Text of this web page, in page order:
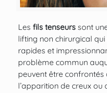
Les fils tenseurssont
lifting non chirurgical
rapides et
problème commun
peuvent être
l’apparition de creux ou